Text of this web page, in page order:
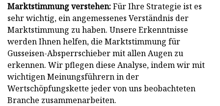
Marktstimmung verstehen:Für Ihre Strategie ist es
sehr wichtig, ein angemessenes Verständnis der
Marktstimmung zu haben. Unsere Erkenntnisse
werden Ihnen helfen, die Marktstimmung für
Gusseisen-Absperrschieber mit allen Augen zu
erkennen. Wir pflegen diese Analyse, indem wir mit
wichtigen Meinungsführern in der
Wertschöpfungskette jeder von uns beobachteten
Branche zusammenarbeiten.